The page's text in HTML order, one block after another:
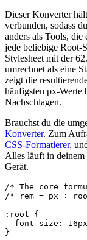
Dieser Konverter
verbunden, sodass
anders als Tools,
jede beliebige Root-
Stylesheet mit der
umrechnet als eine
zeigt die
häufigsten px-Werte
Nachschlagen.
Brauchst du die
Konverter. Zum
CSS-Formatierer,
Alles läuft in
Gerät.
/* The core
/* rem = px ÷
:root {
font-size:
}